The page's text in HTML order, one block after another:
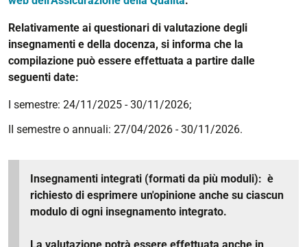
Relativamente ai questionari di valutazione degli
insegnamenti e della docenza, si informa che la
compilazione può essere effettuata a partire dalle
seguenti date:
I semestre: 24/11/2025 - 30/11/2026;
II semestre o annuali: 27/04/2026 - 30/11/2026.
Insegnamenti integrati (formati da più moduli): è
richiesto di esprimere un'opinione anche su ciascun
modulo di ogni insegnamento integrato.